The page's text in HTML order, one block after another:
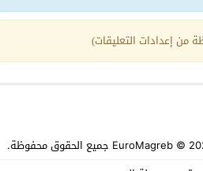
من إعدادات التعليقات)
الحقوق محفوظة.